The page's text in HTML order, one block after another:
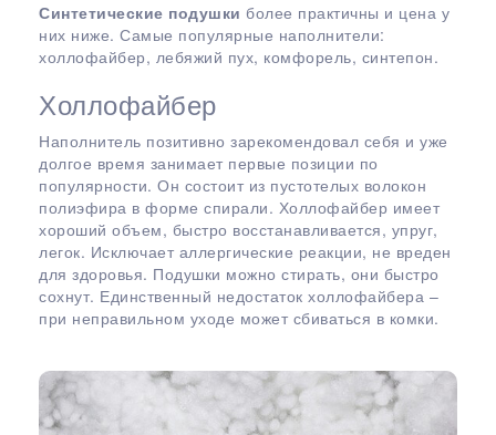
Синтетические подушки более практичны и цена у
них ниже. Самые популярные наполнители:
холлофайбер, лебяжий пух, комфорель, синтепон.
Холлофайбер
Наполнитель позитивно зарекомендовал себя и уже
долгое время занимает первые позиции по
популярности. Он состоит из пустотелых волокон
полиэфира в форме спирали. Холлофайбер имеет
хороший объем, быстро восстанавливается, упруг,
легок. Исключает аллергические реакции, не вреден
для здоровья. Подушки можно стирать, они быстро
сохнут. Единственный недостаток холлофайбера –
при неправильном уходе может сбиваться в комки.